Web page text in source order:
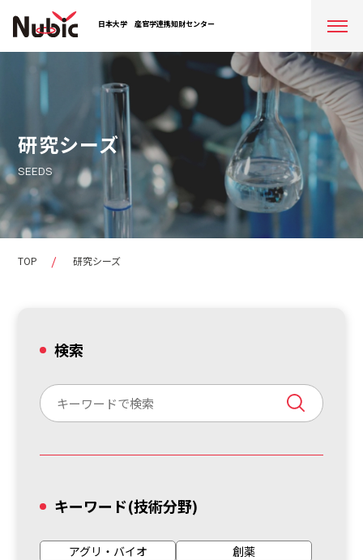
日本大学 産官学連携知財センター
研究シーズ
SEEDS
TOP 研究シーズ
検索
キーワード(技術分野)
アグリ・バイオ
創薬